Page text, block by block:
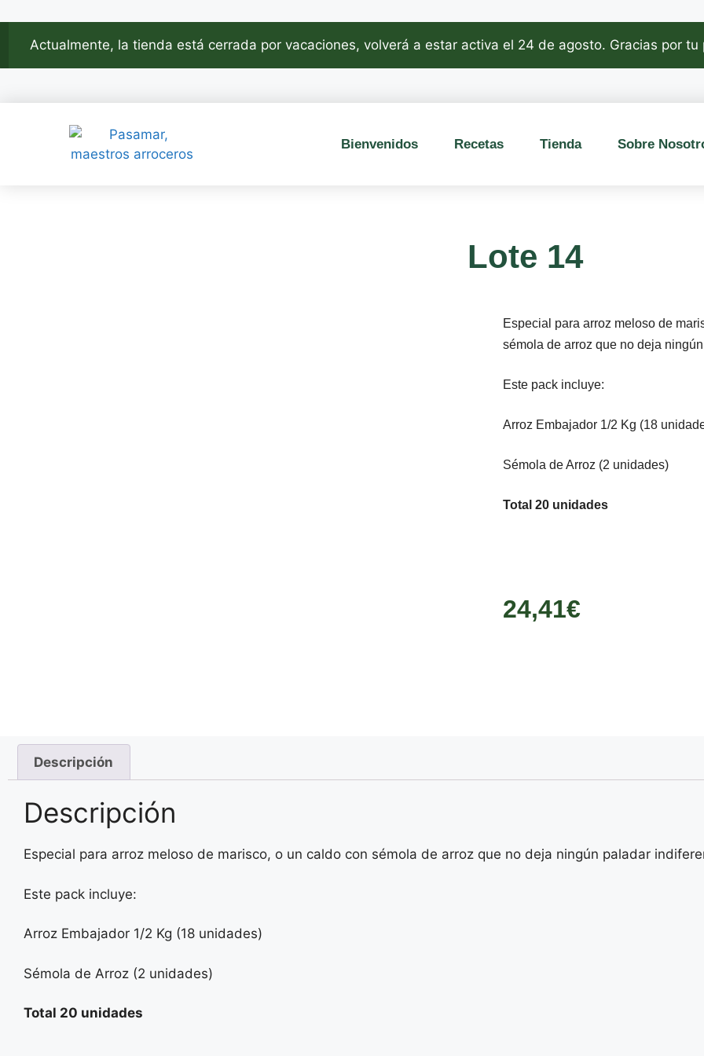
Actualmente, la tienda está cerrada por vacaciones, volverá a estar activa el 24 de agosto. Gracias por
Bienvenidos Recetas Tienda Sobre
Lote 14
Especial para arroz meloso de
sémola de arroz que no deja
Este pack incluye:
Arroz Embajador 1/2 Kg (18
Sémola de Arroz (2 unidades)
Total 20 unidades
24,41€
Descripción
Descripción
Especial para arroz meloso de marisco, o un caldo con sémola de arroz que no deja ningún paladar
Este pack incluye:
Arroz Embajador 1/2 Kg (18 unidades)
Sémola de Arroz (2 unidades)
Total 20 unidades